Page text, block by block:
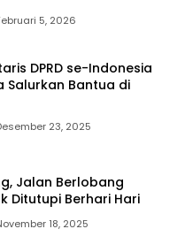
5, 2026
DPRD se-Indonesia
Salurkan Bantua di
23, 2025
Jalan Berlobang
Ditutupi Berhari Hari
18, 2025